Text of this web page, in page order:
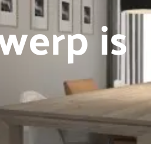
is